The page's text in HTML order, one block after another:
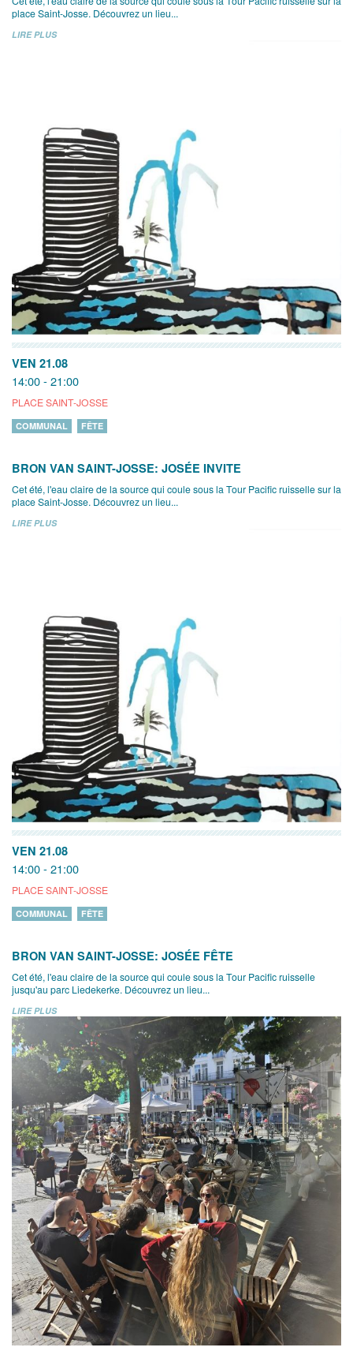
place Saint-Josse. Découvrez un lieu...
LIRE PLUS
VEN 21.08
14:00 - 21:00
PLACE SAINT-JOSSE
COMMUNAL FÊTE
BRON VAN SAINT-JOSSE: JOSÉE INVITE
Cet été, l'eau claire de la source qui coule sous la Tour Pacific ruisselle sur la
place Saint-Josse. Découvrez un lieu...
LIRE PLUS
VEN 21.08
14:00 - 21:00
PLACE SAINT-JOSSE
COMMUNAL FÊTE
BRON VAN SAINT-JOSSE: JOSÉE FÊTE
Cet été, l'eau claire de la source qui coule sous la Tour Pacific ruisselle
jusqu'au parc Liedekerke. Découvrez un lieu...
LIRE PLUS